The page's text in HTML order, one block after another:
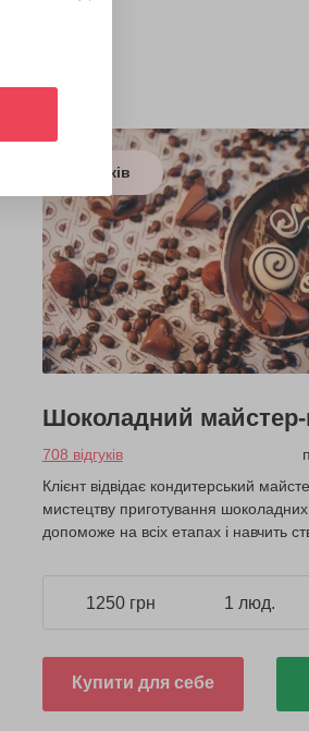
з 5 років
Шоколадний майстер-
708 відгуків
Клієнт відвідає кондитерський
мистецтву приготування
допоможе на всіх етапах і навчить
1250 грн 1 люд.
Купити для себе